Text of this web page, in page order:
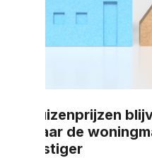
Huizenprijzen
maar de
rustiger